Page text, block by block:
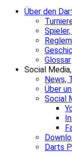
Über den
Glossar
Social
News,
Über
Social
Darts